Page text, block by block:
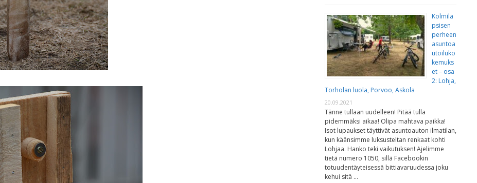
Kolmila
psisen
perheen
asuntoa
utoiluko
kemuks
et – osa
2: Lohja,
Torholan luola, Porvoo, Askola
20.09.2021
Tänne tullaan uudelleen! Pitää tulla
pidemmäksi aikaa! Olipa mahtava paikka!
Isot lupaukset täyttivät asuntoauton ilmatilan,
kun käänsimme luksusteltan renkaat kohti
Lohjaa. Hanko teki vaikutuksen! Ajelimme
tietä numero 1050, sillä Facebookin
totuudentäyteisessä bittiavaruudessa joku
kehui sitä …